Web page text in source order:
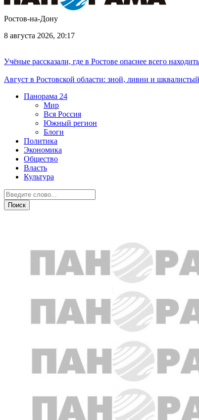
Ростов-на-Дону
8 августа 2026, 20:17
Учёные рассказали, где в Ростове опаснее всего
Август в Ростовской области: зной, ливни и
Панорама 24
Мир
Вся Россия
Южный регион
Блоги
Политика
Экономика
Общество
Власть
Культура